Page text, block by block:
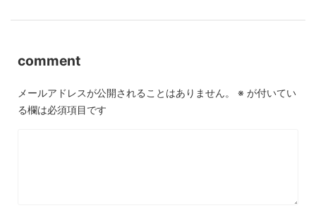
comment
メールアドレスが公開されることはありません。 ※ が付いてい
る欄は必須項目です